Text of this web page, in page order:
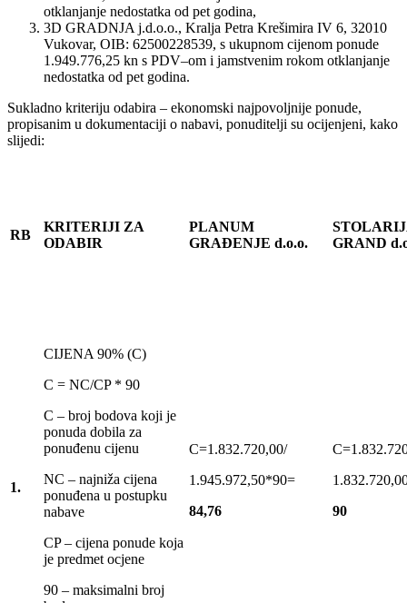
otklanjanje nedostatka od pet godina,
3D GRADNJA j.d.o.o., Kralja Petra Krešimira IV 6, 32010
Vukovar, OIB: 62500228539, s ukupnom cijenom ponude
1.949.776,25 kn s PDV–om i jamstvenim rokom otklanjanje
nedostatka od pet godina.
Sukladno kriteriju odabira – ekonomski najpovoljnije ponude,
propisanim u dokumentaciji o nabavi, ponuditelji su ocijenjeni, kako
slijedi:
RB
KRITERIJI ZA
ODABIR
PLANUM
GRAĐENJE d.o.o.
GRAND
1.
CIJENA 90% (C)
C = NC/CP * 90
C – broj bodova koji je
ponuda dobila za
ponuđenu cijenu
NC – najniža cijena
ponuđena u postupku
nabave
CP – cijena ponude koja
je predmet ocjene
90 – maksimalni broj
C=1.832.720,00/
1.945.972,50*90=
84,76
90